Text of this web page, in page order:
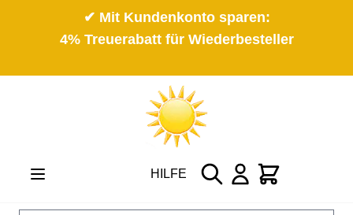
✔ Mit Kundenkonto sparen:
4% Treuerabatt für Wiederbesteller
HILFE Suche Cart